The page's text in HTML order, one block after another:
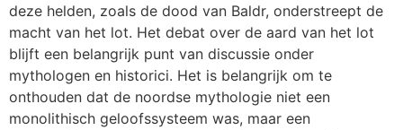
deze helden, zoals de dood van Baldr, onderstreept de
macht van het lot. Het debat over de aard van het lot
blijft een belangrijk punt van discussie onder
mythologen en historici. Het is belangrijk om te
onthouden dat de noordse mythologie niet een
monolithisch geloofssysteem was, maar een